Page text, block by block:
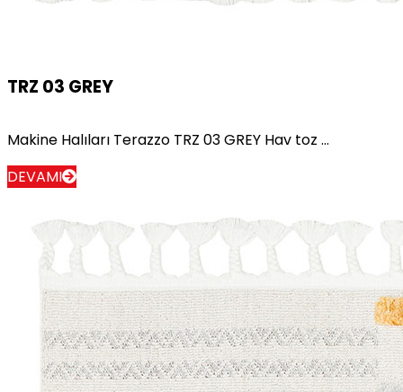
TRZ 03 GREY
Makine Halıları Terazzo TRZ 03 GREY Hav toz ...
DEVAMI